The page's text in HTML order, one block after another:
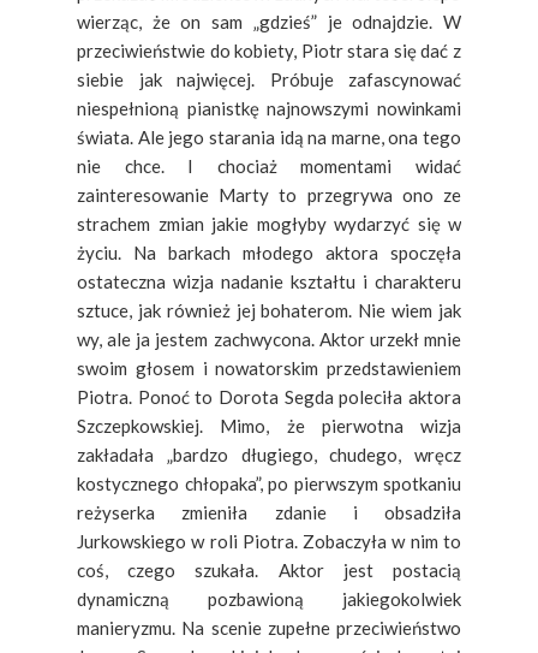
wierząc, że on sam „gdzieś” je odnajdzie. W
przeciwieństwie do kobiety, Piotr stara się dać z
siebie jak najwięcej. Próbuje zafascynować
niespełnioną pianistkę najnowszymi nowinkami
świata. Ale jego starania idą na marne, ona tego
nie chce. I chociaż momentami widać
zainteresowanie Marty to przegrywa ono ze
strachem zmian jakie mogłyby wydarzyć się w
życiu. Na barkach młodego aktora spoczęła
ostateczna wizja nadanie kształtu i charakteru
sztuce, jak również jej bohaterom. Nie wiem jak
wy, ale ja jestem zachwycona. Aktor urzekł mnie
swoim głosem i nowatorskim przedstawieniem
Piotra. Ponoć to Dorota Segda poleciła aktora
Szczepkowskiej. Mimo, że pierwotna wizja
zakładała „bardzo długiego, chudego, wręcz
kostycznego chłopaka”, po pierwszym spotkaniu
reżyserka zmieniła zdanie i obsadziła
Jurkowskiego w roli Piotra. Zobaczyła w nim to
coś, czego szukała. Aktor jest postacią
dynamiczną pozbawioną jakiegokolwiek
manieryzmu. Na scenie zupełne przeciwieństwo